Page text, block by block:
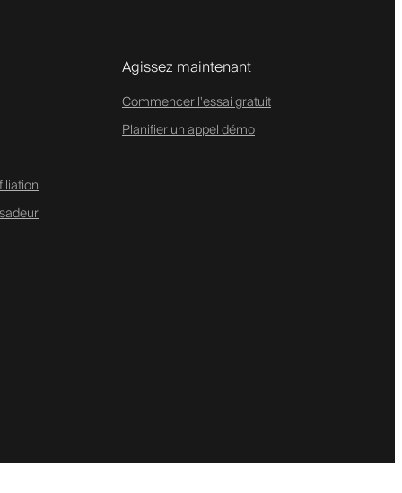
Agissez maintenant
Commencer l'essai gratuit
Planifier un appel démo